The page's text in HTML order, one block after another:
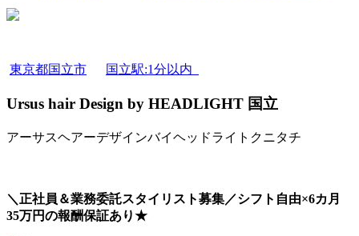
東京都国立市 国立駅:1分以内
Ursus hair Design by HEADLIGHT 国立
アーサスヘアーデザインバイヘッドライトクニタチ
＼正社員＆業務委託スタイリスト募集／シフト自由×6カ月
35万円の報酬保証あり★